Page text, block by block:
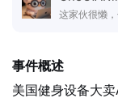
这家伙很懒
事件概述
美国健身设备大